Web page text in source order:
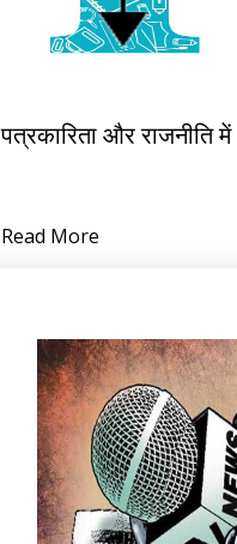
पत्रकारिता और राजनीति में
Read More